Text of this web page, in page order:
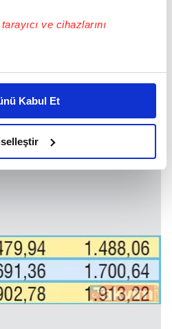
ve cihazlarını
halinde sizlere özel
Bunu yaparken
bir reklam deneyimi sunmak
sunabilmek adına
ve bu noktada,
noktasında tek gelir
reklamlar
sunabilmek için İnternet
kişilere ait çerezler
Kabul Et